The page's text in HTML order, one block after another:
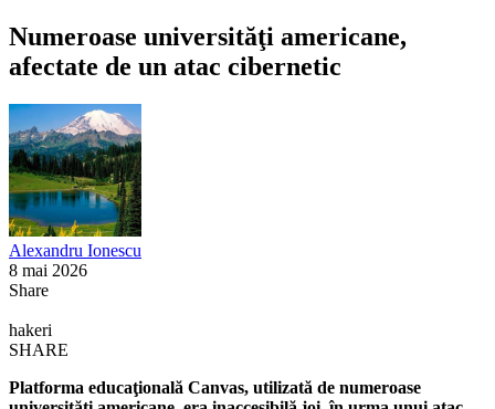
Numeroase universităţi americane,
afectate de un atac cibernetic
Alexandru Ionescu
8 mai 2026
Share
hakeri
SHARE
Platforma educaţională Canvas, utilizată de numeroase